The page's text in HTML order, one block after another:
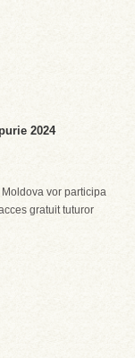
2024
vor participa
gratuit tuturor